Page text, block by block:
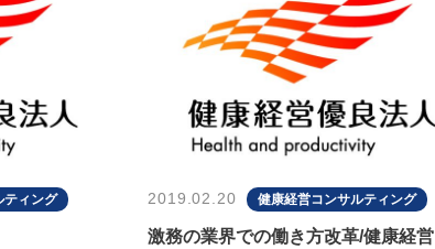
ティング 2019.02.20 健康経営コンサルティング
激務の業界での働き方改革/健康経営